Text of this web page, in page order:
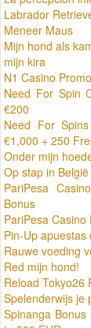
Labrador
Meneer Maus
Mijn hond als
mijn kira
N1 Casino
Need For Spin
€200
Need For
€1,000 + 250
Onder mijn
Op stap in België
PariPesa
Bonus
PariPesa
Pin-Up apuestas
Rauwe voeding
Red mijn hond!
Reload Tokyo26
Spelenderwijs je
Spinanga Bonus